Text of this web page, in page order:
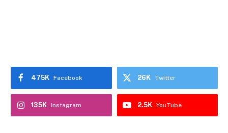
Facebook
475K Twitter
26K
Instagram
135K YouTube
2.5K